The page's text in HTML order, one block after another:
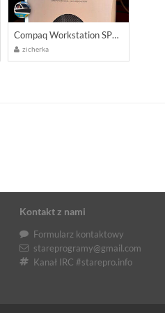
Compaq Workstation SP750 Professional
zicherka
Kontakt z nami
Formularz kontaktowy
stareprogramy@gmail.com
Kanał IRC #starepro.info